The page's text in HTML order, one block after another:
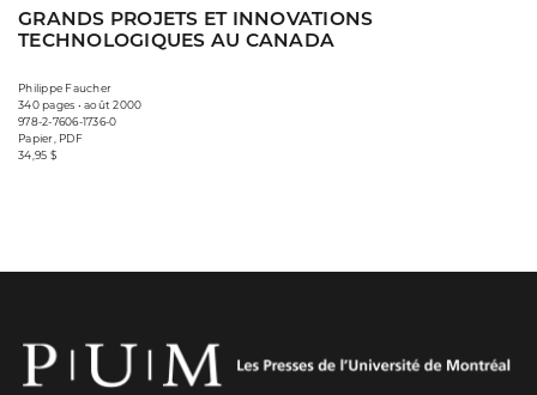
GRANDS PROJETS ET INNOVATIONS
TECHNOLOGIQUES AU CANADA
Philippe Faucher
340 pages • août 2000
978-2-7606-1736-0
Papier, PDF
34,95 $